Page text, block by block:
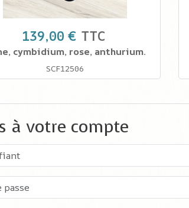
139,00 € TTC
cymbidium, rose, anthurium.
SCF12506
à votre compte